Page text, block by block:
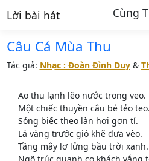
Lời bài hát Cùng
Câu Cá Mùa Thu
Tác giả: Nhạc : Đoàn Đình Duy&
Ao thu lạnh lẽo nước trong veo.
Một chiếc thuyền câu bé tẻo teo.
Sóng biếc theo làn hơi gợn tí.
Lá vàng trước gió khẽ đưa vèo.
Tầng mây lơ lửng bầu trời xanh.